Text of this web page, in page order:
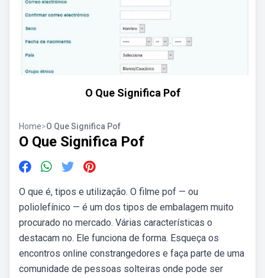
O Que Significa Pof
Home>O Que Significa Pof
O Que Significa Pof
O que é, tipos e utilização. O filme pof — ou
poliolefínico — é um dos tipos de embalagem muito
procurado no mercado. Várias características o
destacam no. Ele funciona de forma. Esqueça os
encontros online constrangedores e faça parte de uma
comunidade de pessoas solteiras onde pode ser